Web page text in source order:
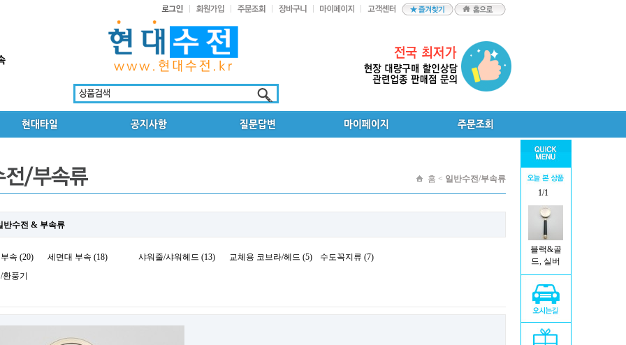
1/1
블랙&골
드, 실버
홈 < 일반수전/부속류
반수전 & 부속류
속 (20) 세면대 부속 (18) 샤워줄/샤워헤드 (13) 교체용 코브라/헤드 (5)
수도꼭지류 (7)
풍기